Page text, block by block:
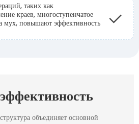
таких как
краев, многоступенчатое
мух, повышают эффективность
объединяет основной